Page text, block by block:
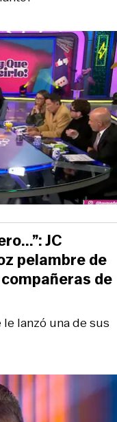
lanzó una de sus
JC
pelambre de
de